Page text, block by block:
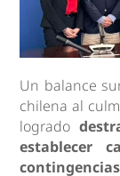
Un balance
chilena al
logrado
establecer
contingencias